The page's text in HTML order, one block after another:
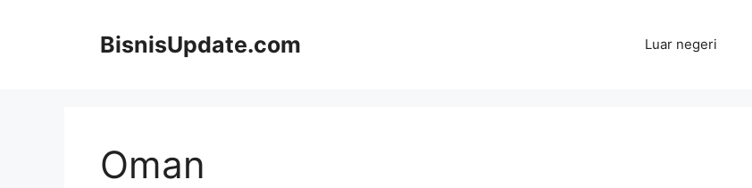
BisnisUpdate.com Luar negeri
Oman